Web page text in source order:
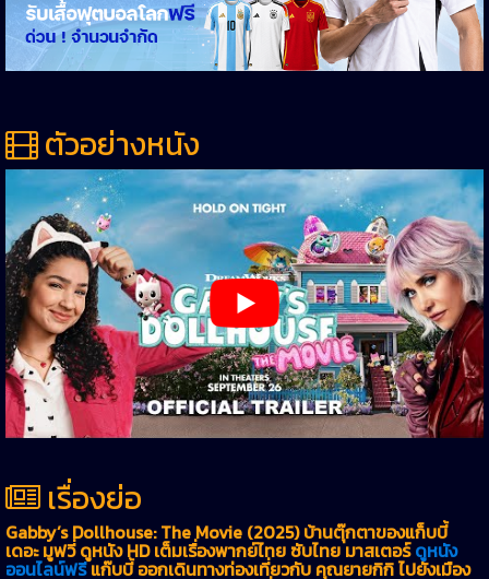
ตัวอย่างหนัง
เรื่องย่อ
Gabby’s Dollhouse: The Movie (2025) บ้านตุ๊กตาของแก็บบี้
เดอะ มูฟวี่ ดูหนัง HD เต็มเรื่องพากย์ไทย ซับไทย มาสเตอร์ดูหนัง
ออนไลน์ฟรีแก๊บบี้ ออกเดินทางท่องเที่ยวกับ คุณยายกิกิ ไปยังเมือง